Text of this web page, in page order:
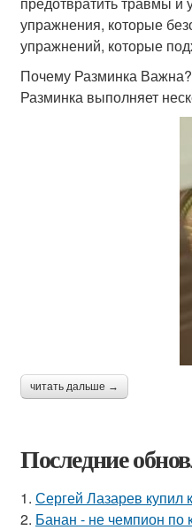
упражнения, которые
упражнений, которые
Почему Разминка Важна?
Разминка выполняет
читать дальше →
Последние
1. Сергей Лазарев купил
2. Банан - не чемпион по